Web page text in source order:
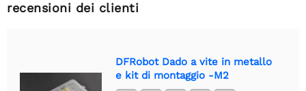
recensioni dei clienti
DFRobot Dado a vite in metallo
e kit di montaggio -M2